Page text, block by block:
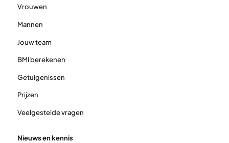
Vrouwen
Mannen
Jouw team
BMI berekenen
Getuigenissen
Prijzen
Veelgestelde vragen
Nieuws en kennis